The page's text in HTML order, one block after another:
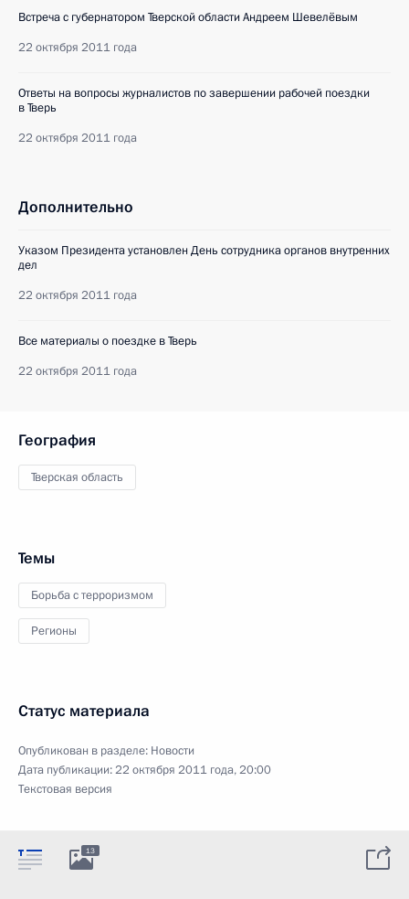
Встреча с губернатором Тверской области Андреем Шевелёвым
22 октября 2011 года
Ответы на вопросы журналистов по завершении рабочей поездки
в Тверь
22 октября 2011 года
Дополнительно
Указом Президента установлен День сотрудника органов внутренних
дел
22 октября 2011 года
Все материалы о поездке в Тверь
22 октября 2011 года
География
Тверская область
Темы
Борьба с терроризмом
Регионы
Статус материала
Опубликован в разделе: Новости
Дата публикации:22 октября 2011 года, 20:00
Текстовая версия
13